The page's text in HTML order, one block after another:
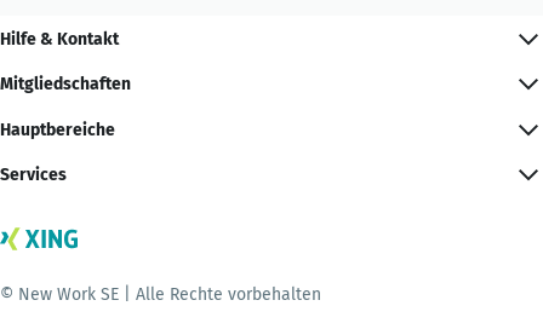
Hilfe & Kontakt
Mitgliedschaften
Hauptbereiche
Services
© New Work SE | Alle Rechte vorbehalten